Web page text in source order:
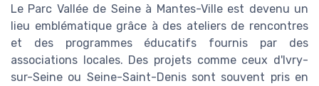
Le Parc Vallée de Seine à Mantes-Ville est devenu un
lieu emblématique grâce à des ateliers de rencontres
et des programmes éducatifs fournis par des
associations locales. Des projets comme ceux d'Ivry-
sur-Seine ou Seine-Saint-Denis sont souvent pris en